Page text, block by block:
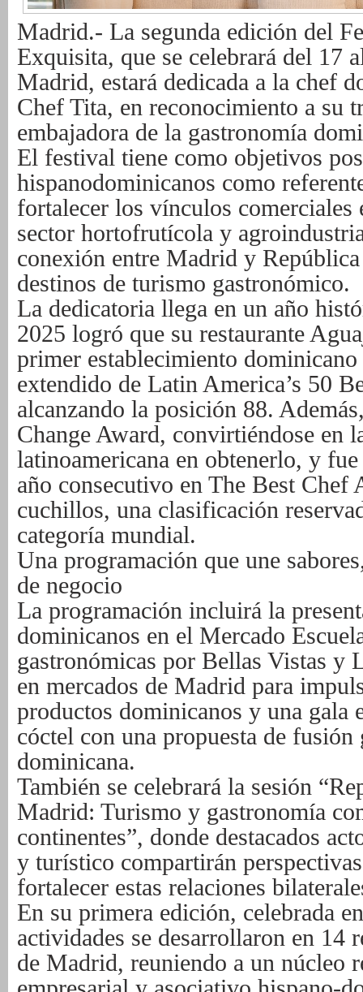
Madrid.- La segunda edición del
Exquisita, que se celebrará del 17
Madrid, estará dedicada a la chef
Chef Tita, en reconocimiento a su
embajadora de la gastronomía
El festival tiene como objetivos
hispanodominicanos como
fortalecer los vínculos comerciales
sector hortofrutícola y
conexión entre Madrid y
destinos de turismo gastronómico.
La dedicatoria llega en un año
2025 logró que su restaurante
primer establecimiento
extendido de Latin America’s 50
alcanzando la posición 88.
Change Award, convirtiéndose en
latinoamericana en obtenerlo, y
año consecutivo en The Best Chef
cuchillos, una clasificación
categoría mundial.
Una programación que une
de negocio
La programación incluirá la
dominicanos en el Mercado
gastronómicas por Bellas Vistas y
en mercados de Madrid para
productos dominicanos y una gala
cóctel con una propuesta de
dominicana.
También se celebrará la sesión
Madrid: Turismo y gastronomía
continentes”, donde destacados
y turístico compartirán
fortalecer estas relaciones
En su primera edición, celebrada
actividades se desarrollaron en 14
de Madrid, reuniendo a un núcleo